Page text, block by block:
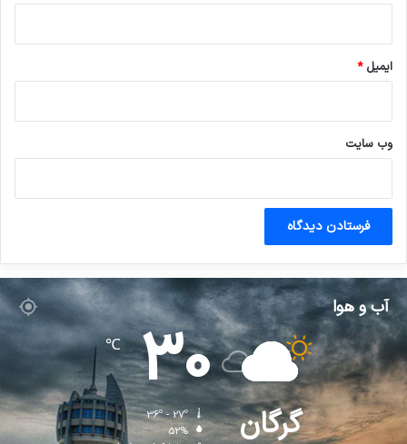
ایمیل*
وب‌ سایت
آب و هوا
گرگان
30
℃
36º - 27º
52%